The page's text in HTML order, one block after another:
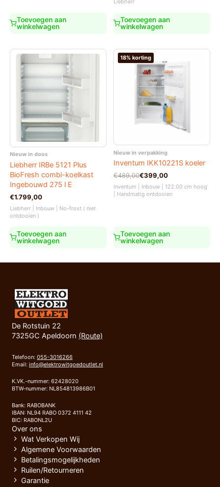
Toevoegen aan
winkelwagen
Liebherr
Toevoegen aan
winkelwagen
Nieuw in doos
Liebherr IRBe 5121 Plus
BioFresh combi-koelkast
Ingebouwd 275 l E
€1.799,00
Liebherr | Inbouw | No-frost ( niet
ontdooien )
Toevoegen aan
winkelwagen
18% korting
Nieuw in verpakking
Inventum IKK10221S koeler
€489,00
Oorspronkelijke
prijs
was:
€489,00.
€399,00
Huidige
prijs
is:
€399,00.
Inventum | Inbouw | 122.00 cm hoog
| Handmatig ontdooien
Toevoegen aan
winkelwagen
De Rotstuin 22
7325GC Apeldoorn (Route)
Telefoon: 055-3016266
Email: info@elektrowitgoedoutlet.nl
K.VK.-nummer: 62428020
BTW-nummer: NL854813986B01
Bank: RABOBANK
IBAN: NL94 RABO 0372 4111 42
BIC: RABONL2U
Over ons
Wat Verkopen Wij
Algemene Voorwaarden
Betalingsmogelijkheden
Ruilen/Retourneren
Garantie